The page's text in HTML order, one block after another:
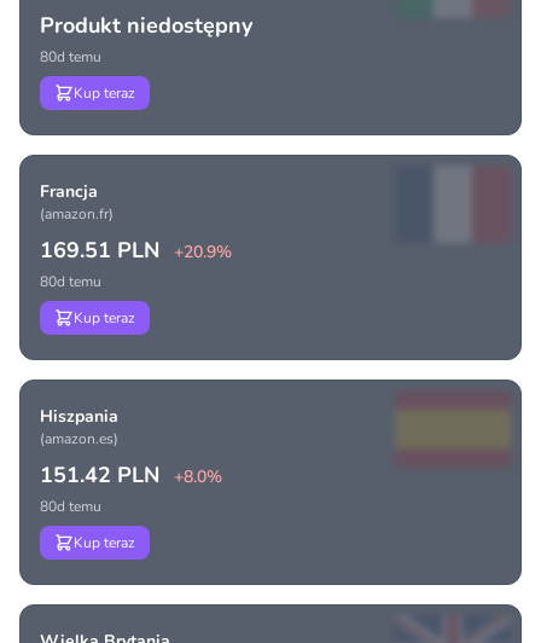
Produkt niedostępny
80d temu
Kup teraz
Francja
(amazon.fr)
169.51 PLN +20.9%
80d temu
Kup teraz
Hiszpania
(amazon.es)
151.42 PLN +8.0%
80d temu
Kup teraz